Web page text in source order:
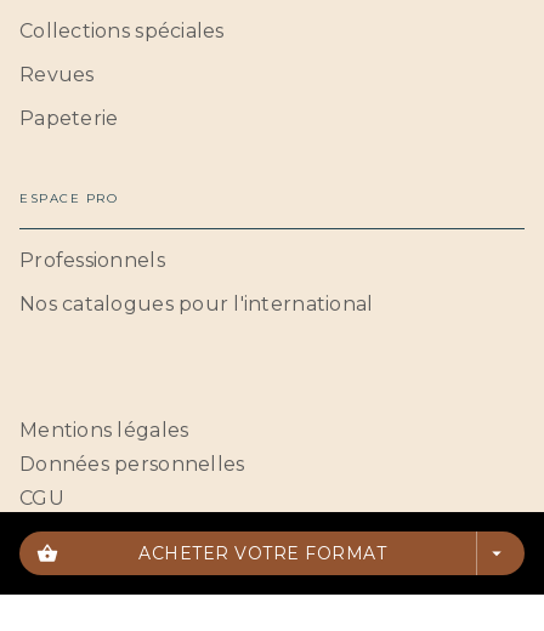
shopping_basket ACHETER VOTRE FORMAT arrow_drop_down
Collections spéciales
Revues
Papeterie
ESPACE PRO
Professionnels
Nos catalogues pour l'international
Mentions légales
Données personnelles
CGU
Paramétrer vos cookies